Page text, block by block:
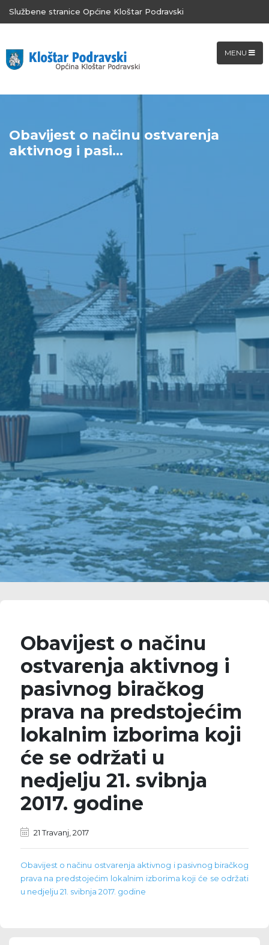
Službene stranice Općine Kloštar Podravski
MENU
Obavijest o načinu ostvarenja
aktivnog i pasi...
Obavijest o načinu
ostvarenja aktivnog i
pasivnog biračkog
prava na predstojećim
lokalnim izborima koji
će se održati u
nedjelju 21. svibnja
2017. godine
21 Travanj, 2017
Obavijest o načinu ostvarenja aktivnog i pasivnog biračkog
prava na predstojećim lokalnim izborima koji će se održati
u nedjelju 21. svibnja 2017. godine